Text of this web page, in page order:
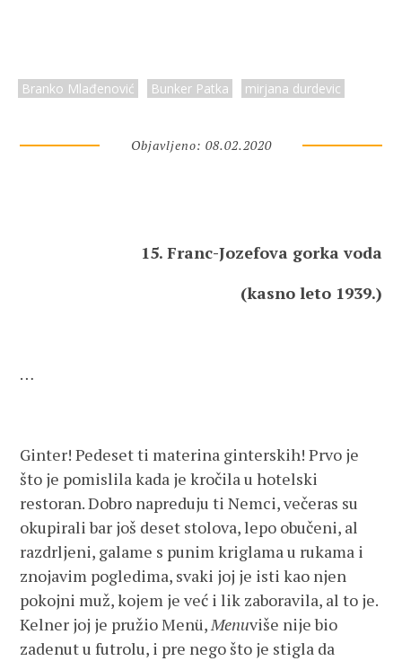
Branko Mlađenović Bunker Patka mirjana durdevic
Objavljeno: 08.02.2020
15. Franc-Jozefova gorka voda
(kasno leto 1939.)
…
Ginter! Pedeset ti materina ginterskih! Prvo je
što je pomislila kada je kročila u hotelski
restoran. Dobro napreduju ti Nemci, večeras su
okupirali bar još deset stolova, lepo obučeni, al
razdrljeni, galame s punim kriglama u rukama i
znojavim pogledima, svaki joj je isti kao njen
pokojni muž, kojem je već i lik zaboravila, al to je.
Kelner joj je pružio Menü,Menuviše nije bio
zadenut u futrolu, i pre nego što je stigla da